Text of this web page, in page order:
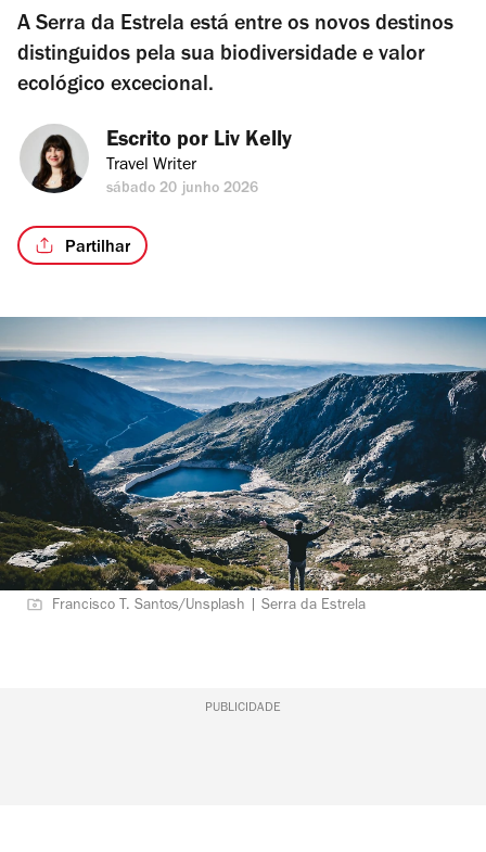
A Serra da Estrela está entre os novos destinos
distinguidos pela sua biodiversidade e valor
ecológico excecional.
Escrito por Liv Kelly
Travel Writer
sábado 20 junho 2026
Partilhar
Francisco T. Santos/Unsplash | Serra da Estrela
PUBLICIDADE